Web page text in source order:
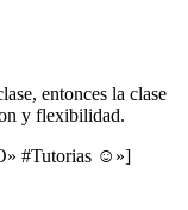
entonces la clase
y flexibilidad.
#Tutorias ☺»]